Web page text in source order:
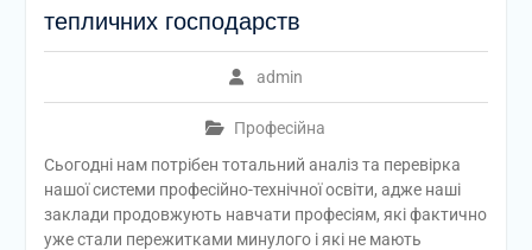
тепличних господарств
admin
Професійна
Сьогодні нам потрібен тотальний аналіз та перевірка
нашої системи професійно-технічної освіти, адже наші
заклади продовжують навчати професіям, які фактично
уже стали пережитками минулого і які не мають